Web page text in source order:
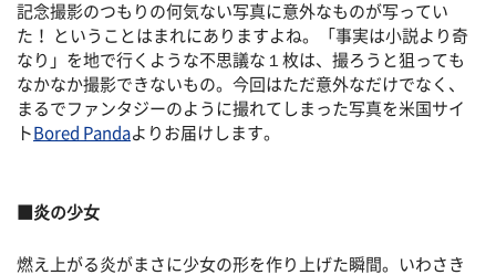
記念撮影のつもりの何気ない写真に意外なものが写ってい
た！ ということはまれにありますよね。「事実は小説より奇
なり」を地で行くような不思議な１枚は、撮ろうと狙っても
なかなか撮影できないもの。今回はただ意外なだけでなく、
まるでファンタジーのように撮れてしまった写真を米国サイ
ト Bored Pandaよりお届けします。
■炎の少女
燃え上がる炎がまさに少女の形を作り上げた瞬間。いわさき